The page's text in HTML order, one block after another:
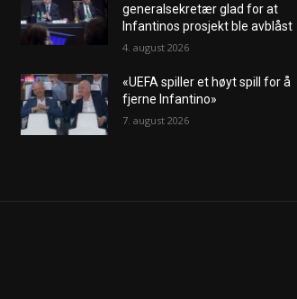
generalsekretær glad for at
Infantinos prosjekt ble avblåst
4. august 2026
«UEFA spiller et høyt spill for å
fjerne Infantino»
7. august 2026